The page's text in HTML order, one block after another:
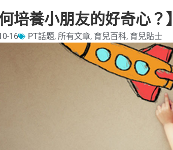
何培養小朋友的好奇心？】
16 PT話題, 所有文章, 育兒百科, 育兒貼士